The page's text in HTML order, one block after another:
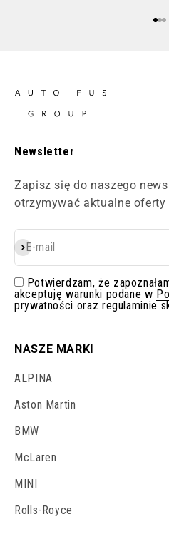
Newsletter
Zapisz się do naszego
otrzymywać aktualne oferty
E-mail
Subskrybuj
Potwierdzam, że
akceptuję warunki podane w
prywatności oraz regulaminie
NASZE MARKI
ALPINA
Aston Martin
BMW
McLaren
MINI
Rolls-Royce